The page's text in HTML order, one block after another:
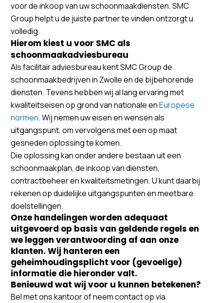
voor de inkoop van uw schoonmaakdiensten. SMC
Group helpt u de juiste partner te vinden ontzorgt u
volledig.
Hierom kiest u voor SMC als
schoonmaakadviesbureau
Als facilitair adviesbureau kent SMC Group de
schoonmaakbedrijven in Zwolle en de bijbehorende
diensten. Tevens hebben wij al lang ervaring met
kwaliteitseisen op grond van nationale enEuropese
normen. Wij nemen uw eisen en wensen als
uitgangspunt, om vervolgens met een op maat
gesneden oplossing te komen.
Die oplossing kan onder andere bestaan uit een
schoonmaakplan, de inkoop van diensten,
contractbeheer en kwaliteitsmetingen. U kunt daarbij
rekenen op duidelijke uitgangspunten en meetbare
doelstellingen.
Onze handelingen worden adequaat
uitgevoerd op basis van geldende regels en
we leggen verantwoording af aan onze
klanten. Wij hanteren een
geheimhoudingsplicht voor (gevoelige)
informatie die hieronder valt.
Benieuwd wat wij voor u kunnen betekenen?
Bel met ons kantoor of neem contact op via